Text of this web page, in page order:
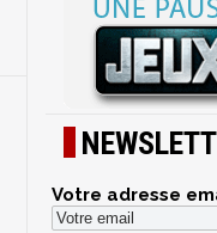
Votre adresse